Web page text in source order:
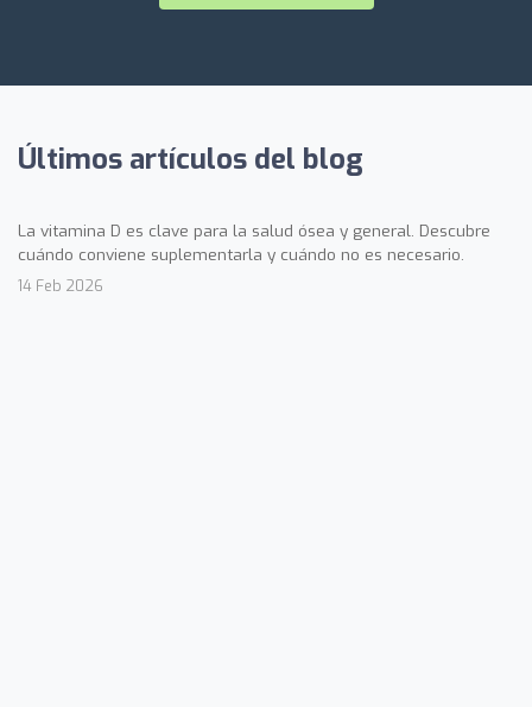
Últimos artículos del blog
La vitamina D es clave para la salud ósea y general. Descubre
cuándo conviene suplementarla y cuándo no es necesario.
14 Feb 2026